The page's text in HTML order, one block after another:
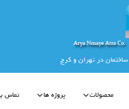
در تهران و کرج
محصولات پروژه ها تماس